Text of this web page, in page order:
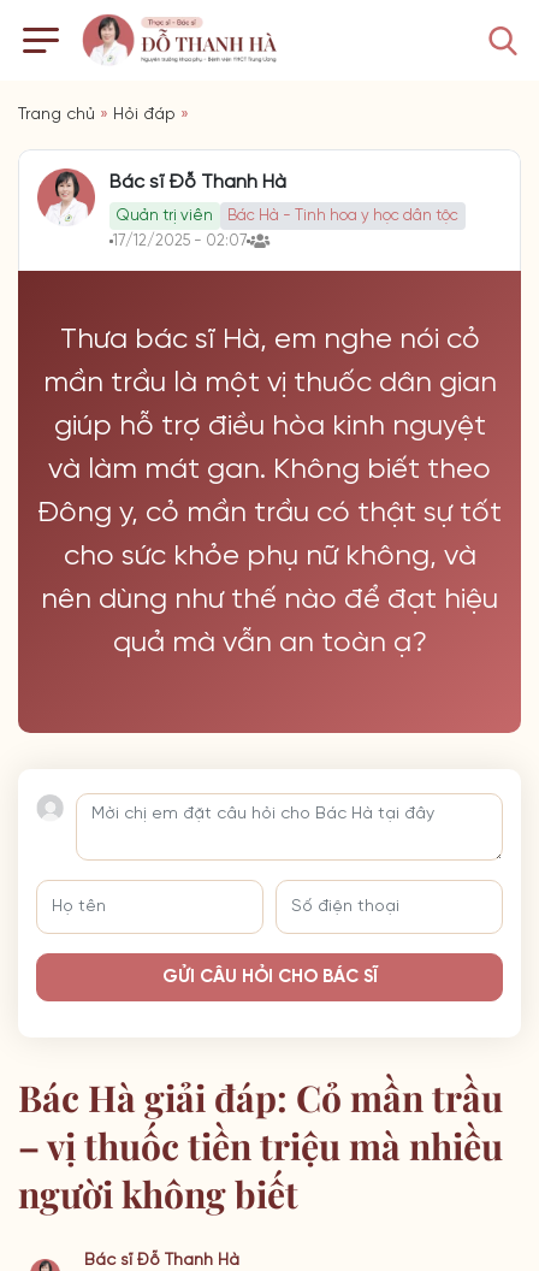
Trang chủ » Hỏi đáp »
Bác sĩ Đỗ Thanh Hà
Quản trị viên
Bác Hà - Tinh hoa y học dân tộc
17/12/2025 - 02:07
Thưa bác sĩ Hà, em nghe nói cỏ
mần trầu là một vị thuốc dân gian
giúp hỗ trợ điều hòa kinh nguyệt
và làm mát gan. Không biết theo
Đông y, cỏ mần trầu có thật sự tốt
cho sức khỏe phụ nữ không, và
nên dùng như thế nào để đạt hiệu
quả mà vẫn an toàn ạ?
GỬI CÂU HỎI CHO BÁC SĨ
Bác Hà giải đáp: Cỏ mần trầu
– vị thuốc tiền triệu mà nhiều
người không biết
Bác sĩ Đỗ Thanh Hà